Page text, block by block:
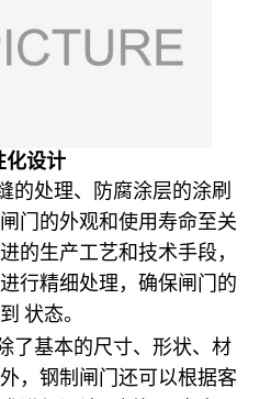
化设计
的处理、防腐涂层的涂刷
门的外观和使用寿命至关
的生产工艺和技术手段，
行精细处理，确保闸门的
状态。
了基本的尺寸、形状、材
，钢制闸门还可以根据客